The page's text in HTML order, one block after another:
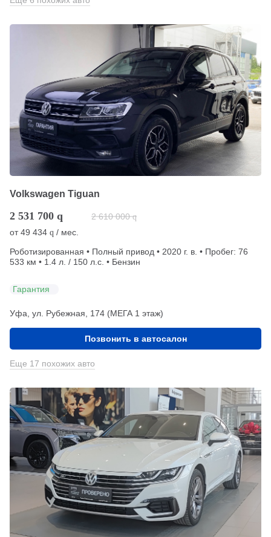
Volkswagen Tiguan
2 531 700 q 2 610 000 q
от49 434 q / мес.
Роботизированная • Полный привод • 2020 г. в. • Пробег: 76
533 км • 1.4 л. / 150 л.с. • Бензин
Гарантия
Уфа, ул. Рубежная, 174 (МЕГА 1 этаж)
Позвонить в автосалон
Еще 17 похожих авто